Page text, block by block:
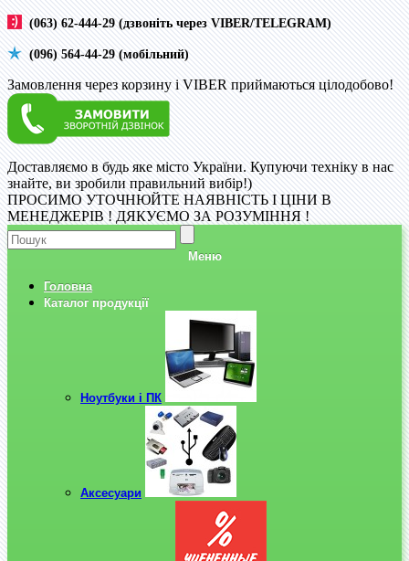
(063) 62-444-29 (дзвоніть через VIBER/TELEGRAM)
(096) 564-44-29 (мобільний)
Замовлення через корзину і VIBER приймаються цілодобово!
Доставляємо в будь яке місто України. Купуючи техніку в нас
знайте, ви зробили правильний вибір!)
ПРОСИМО УТОЧНЮЙТЕ НАЯВНІСТЬ І ЦІНИ В
МЕНЕДЖЕРІВ ! ДЯКУЄМО ЗА РОЗУМІННЯ !
Меню
Головна
Каталог продукції
Ноутбуки і ПК
Аксесуари